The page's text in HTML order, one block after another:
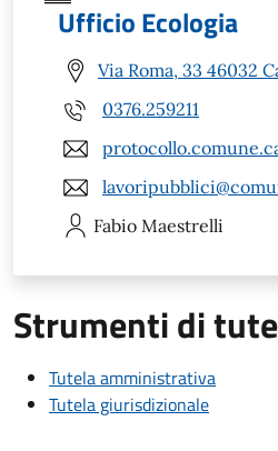
Ufficio Ecologia
Via Roma, 33 46032
0376.259211
Fabio Maestrelli
Strumenti di
Tutela amministrativa
Tutela giurisdizionale